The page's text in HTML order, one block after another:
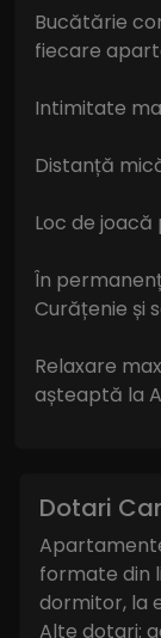
Bucătărie
fiecare
Intimitate
Distanță
Loc de
În
Curățenie și
Relaxare
așteaptă la
Dotari
formate din
dormitor, la
Alte dotari: